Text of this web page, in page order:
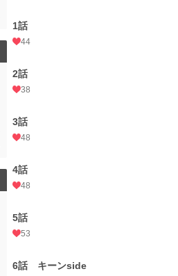
1話
44
2話
38
3話
48
4話
48
5話
53
6話 キーンside